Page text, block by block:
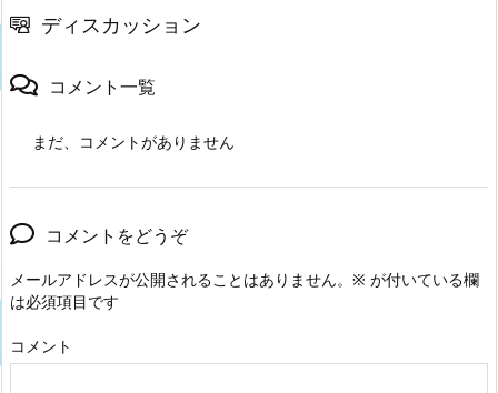
ディスカッション
コメント一覧
まだ、コメントがありません
コメントをどうぞ
メールアドレスが公開されることはありません。 ※ が付いている欄
は必須項目です
コメント